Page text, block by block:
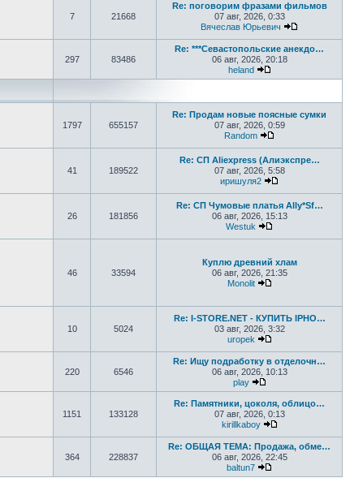
7 21668
Re: поговорим фразами фильмов
07 авг, 2026, 0:33
Вячеслав Юрьевич
297 83486
Re: ***Севастопольские анекдо…
06 авг, 2026, 20:18
heland
Перейти к
1797 655157
Re: Продам новые поясные сумки
07 авг, 2026, 0:59
Random
41 189522
Re: СП Aliexpress (Алиэкспре…
07 авг, 2026, 5:58
иришуля2
26 181856
Re: СП Чумовые платья Ally*Sf…
06 авг, 2026, 15:13
Westuk
46 33594
Куплю древний хлам
06 авг, 2026, 21:35
Monolit
10 5024
Re: I-STORE.NET - КУПИТЬ IPHO…
03 авг, 2026, 3:32
uropek
220 6546
Re: Ищу подработку в отделочн…
06 авг, 2026, 10:13
play
Перейти к
1151 133128
Re: Памятники, цоколя, облицо…
07 авг, 2026, 0:13
kirillkaboy
364 228837
Re: ОБЩАЯ ТЕМА: Продажа, обме…
06 авг, 2026, 22:45
baltun7
Перейти к